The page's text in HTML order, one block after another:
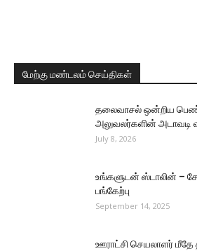
மேற்கு மண்டலம் செய்திகள்
தலைவாசல் ஒன்றிய
அலுவலர்களின்
July 8, 2026
உங்களுடன் ஸ்டாலின் –
பங்கேற்பு
September 14, 2025
ஊராட்சி செயலாளர்